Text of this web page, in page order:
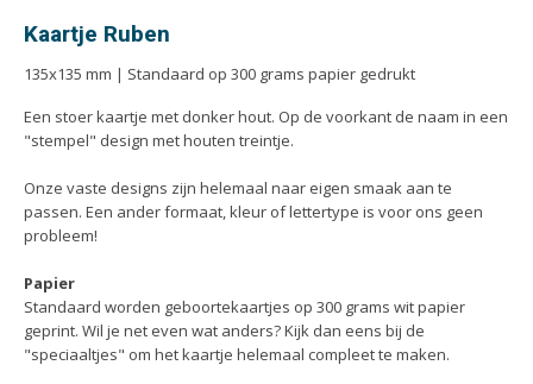
Kalenders
Kerstkaarten
Menukaarten
Mondkapjes
Portfolio
Posters
Kaartje Ruben
135x135 mm | Standaard op 300 grams papier gedrukt
Een stoer kaartje met donker hout. Op de voorkant de naam in een
"stempel" design met houten treintje.
Onze vaste designs zijn helemaal naar eigen smaak aan te
passen. Een ander formaat, kleur of lettertype is voor ons geen
probleem!
Papier
Standaard worden geboortekaartjes op 300 grams wit papier
geprint. Wil je net even wat anders? Kijk dan eens bij de
"speciaaltjes" om het kaartje helemaal compleet te maken.